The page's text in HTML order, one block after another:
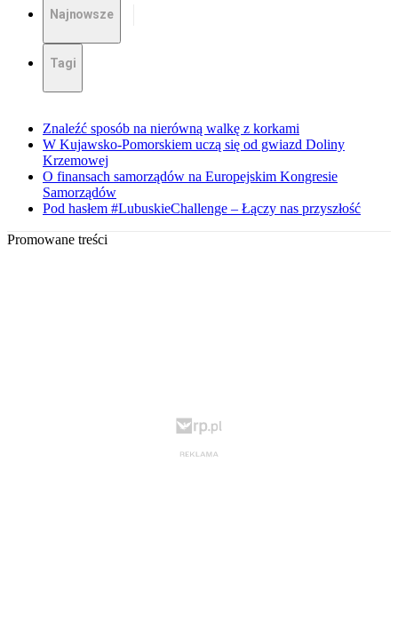
Najnowsze
Tagi
Znaleźć sposób na nierówną walkę z korkami
W Kujawsko-Pomorskiem uczą się od gwiazd Doliny
Krzemowej
O finansach samorządów na Europejskim Kongresie
Samorządów
Pod hasłem #LubuskieChallenge – Łączy nas przyszłość
Promowane treści